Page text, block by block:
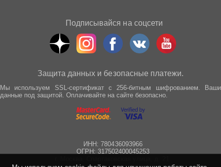
Подписывайся на соцсети
Защита данных и безопасные платежи.
Мы используем SSL-сертификат с 256-битным шифрованием. Ваши
данные под защитой. Оплачивайте на сайте безопасно.
ИНН: 780436093966
ОГРН: 317502400045253